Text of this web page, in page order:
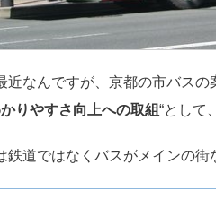
近なんですが、京都の市バス
りやすさ向上への取組“として
鉄道ではなくバスがメインの街